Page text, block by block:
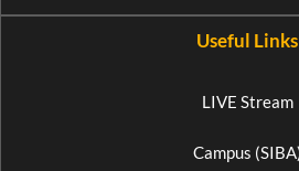
Useful Links
LIVE Stream
Campus